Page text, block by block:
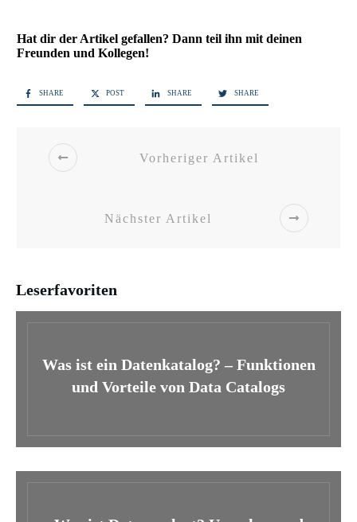
Hat dir der Artikel gefallen? Dann teil ihn mit deinen
Freunden und Kollegen!
SHARE POST SHARE SHARE
Vorheriger Artikel
Nächster Artikel
Leserfavoriten
Was ist ein Datenkatalog? – Funktionen
und Vorteile von Data Catalogs